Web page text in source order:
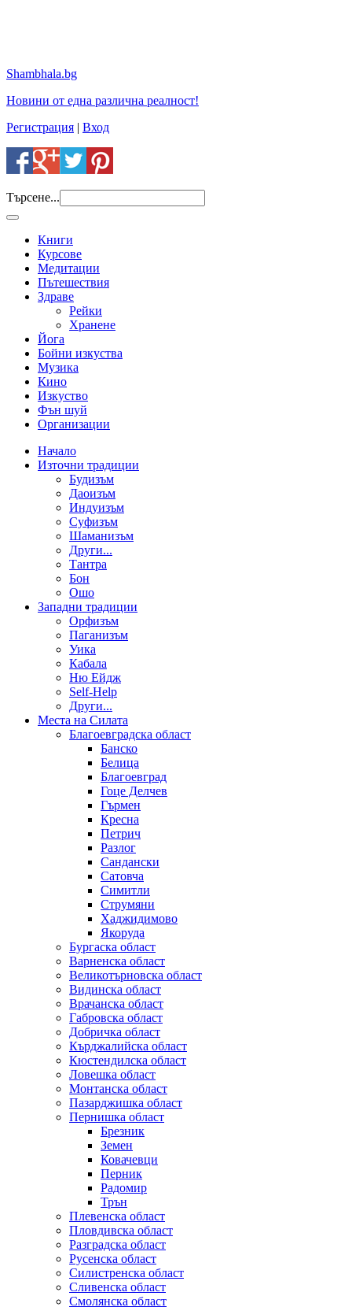
Shambhala.bg
Новини от една различна реалност!
Регистрация | Вход
Търсене...
Книги
Курсове
Медитации
Пътешествия
Здраве
Рейки
Хранене
Йога
Бойни изкуства
Музика
Кино
Изкуство
Фън шуй
Организации
Начало
Източни традиции
Будизъм
Даоизъм
Индуизъм
Суфизъм
Шаманизъм
Други...
Тантра
Бон
Ошо
Западни традиции
Орфизъм
Паганизъм
Уика
Кабала
Ню Ейдж
Self-Help
Други...
Места на Силата
Благоевградска област
Банско
Белица
Благоевград
Гоце Делчев
Гърмен
Кресна
Петрич
Разлог
Сандански
Сатовча
Симитли
Струмяни
Хаджидимово
Якоруда
Бургаска област
Варненска област
Великотърновска област
Видинска област
Врачанска област
Габровска област
Добричка област
Кърджалийска област
Кюстендилска област
Ловешка област
Монтанска област
Пазарджишка област
Пернишка област
Брезник
Земен
Ковачевци
Перник
Радомир
Трън
Плевенска област
Пловдивска област
Разградска област
Русенска област
Силистренска област
Сливенска област
Смолянска област